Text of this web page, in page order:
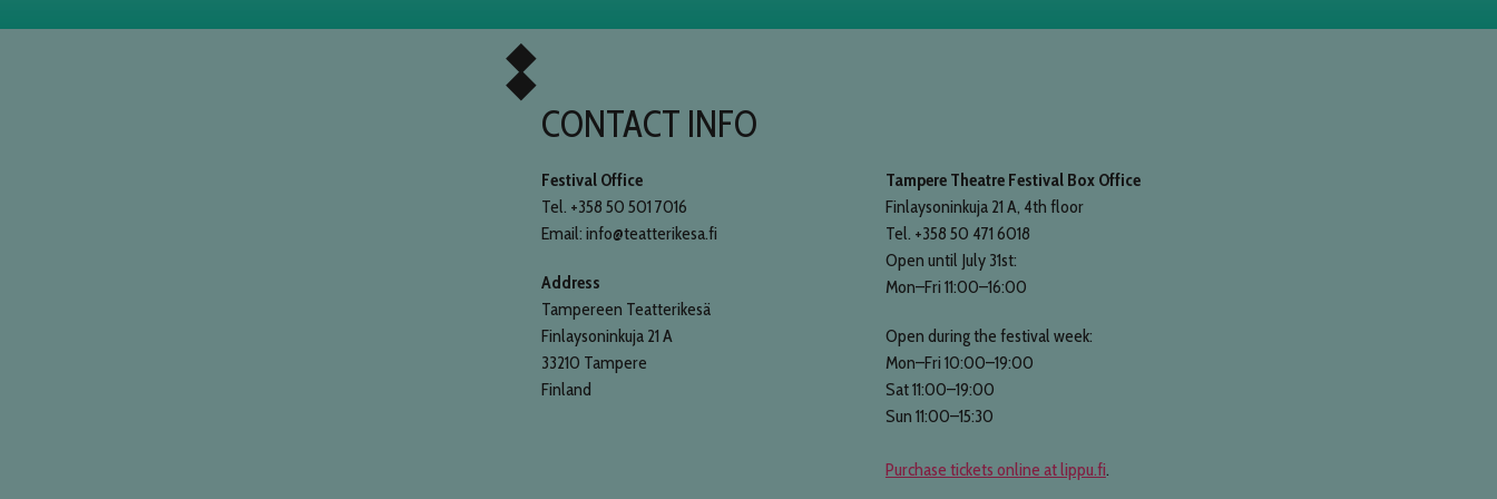
CONTACT INFO
Festival Office
Tel. +358 50 501 7016
Email: info@teatterikesa.fi
Address
Tampereen Teatterikesä
Finlaysoninkuja 21 A
33210 Tampere
Finland
Tampere Theatre Festival Box Office
Finlaysoninkuja 21 A, 4th floor
Tel. +358 50 471 6018
Open until July 31st:
Mon–Fri 11:00–16:00
Open during the festival week:
Mon–Fri 10:00–19:00
Sat 11:00–19:00
Sun 11:00–15:30
Purchase tickets online at lippu.fi.